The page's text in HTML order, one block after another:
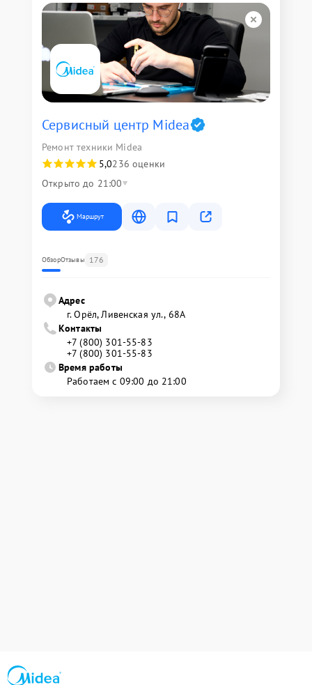
Сервисный центр Midea
Ремонт техники Midea
5,0236 оценки
Открыто до 21:00
Маршрут
ОбзорОтзывы 176
Адрес
г. Орёл, Ливенская ул., 68А
Контакты
+7 (800) 301-55-83
+7 (800) 301-55-83
Время работы
Работаем с 09:00 до 21:00